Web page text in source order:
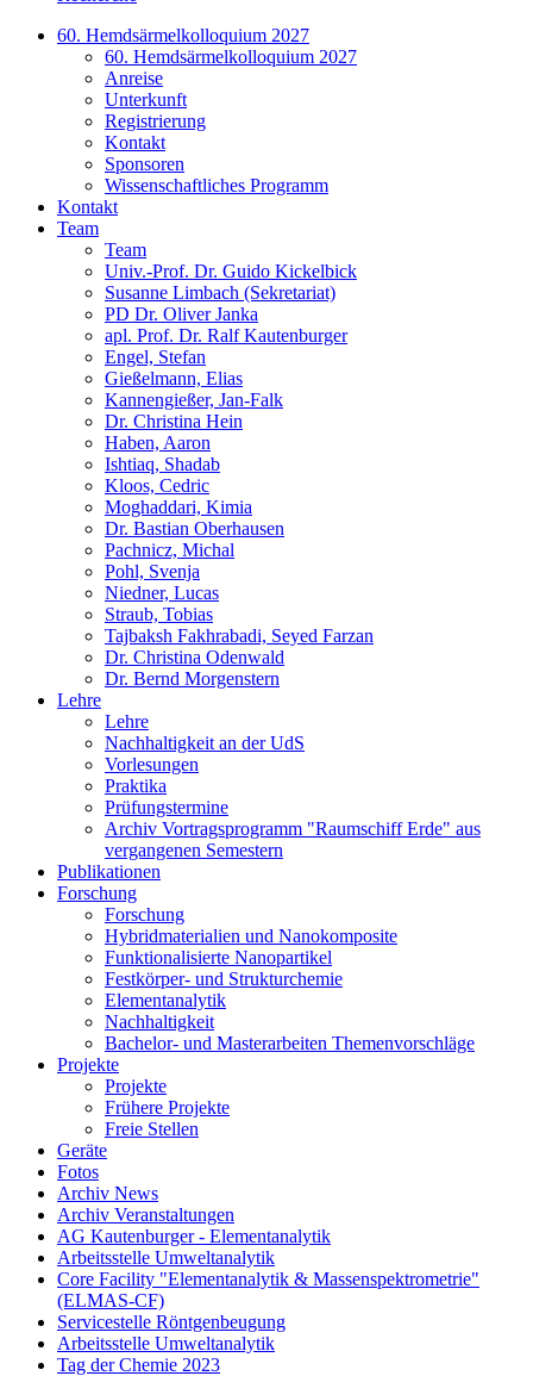
60. Hemdsärmelkolloquium 2027
60. Hemdsärmelkolloquium 2027
Anreise
Unterkunft
Registrierung
Kontakt
Sponsoren
Wissenschaftliches Programm
Kontakt
Team
Team
Univ.-Prof. Dr. Guido Kickelbick
Susanne Limbach (Sekretariat)
PD Dr. Oliver Janka
apl. Prof. Dr. Ralf Kautenburger
Engel, Stefan
Gießelmann, Elias
Kannengießer, Jan-Falk
Dr. Christina Hein
Haben, Aaron
Ishtiaq, Shadab
Kloos, Cedric
Moghaddari, Kimia
Dr. Bastian Oberhausen
Pachnicz, Michal
Pohl, Svenja
Niedner, Lucas
Straub, Tobias
Tajbaksh Fakhrabadi, Seyed Farzan
Dr. Christina Odenwald
Dr. Bernd Morgenstern
Lehre
Lehre
Nachhaltigkeit an der UdS
Vorlesungen
Praktika
Prüfungstermine
Archiv Vortragsprogramm "Raumschiff Erde" aus
vergangenen Semestern
Publikationen
Forschung
Forschung
Hybridmaterialien und Nanokomposite
Funktionalisierte Nanopartikel
Festkörper- und Strukturchemie
Elementanalytik
Nachhaltigkeit
Bachelor- und Masterarbeiten Themenvorschläge
Projekte
Projekte
Frühere Projekte
Freie Stellen
Geräte
Fotos
Archiv News
Archiv Veranstaltungen
AG Kautenburger - Elementanalytik
Arbeitsstelle Umweltanalytik
Core Facility "Elementanalytik & Massenspektrometrie"
(ELMAS-CF)
Servicestelle Röntgenbeugung
Arbeitsstelle Umweltanalytik
Tag der Chemie 2023